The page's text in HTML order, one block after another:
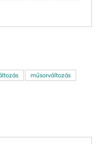
műsorváltozás